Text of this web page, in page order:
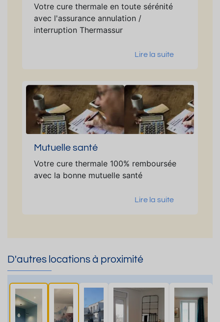
Votre cure thermale en toute sérénité
avec l'assurance annulation /
interruption Thermassur
Lire la suite
Mutuelle santé
Votre cure thermale 100% remboursée
avec la bonne mutuelle santé
Lire la suite
D'autres locations à proximité